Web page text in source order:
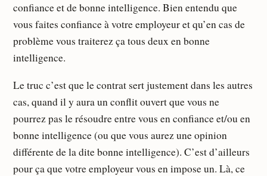
confiance et de bonne intelligence. Bien entendu que
vous faites confiance à votre employeur et qu’en cas de
problème vous traiterez ça tous deux en bonne
intelligence.
Le truc c’est que le contrat sert justement dans les autres
cas, quand il y aura un conflit ouvert que vous ne
pourrez pas le résoudre entre vous en confiance et/ou en
bonne intelligence (ou que vous aurez une opinion
différente de la dite bonne intelligence). C’est d’ailleurs
pour ça que votre employeur vous en impose un. Là, ce